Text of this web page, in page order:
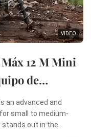
VIDEO
12 M Mini
de
Máquina de
an advanced and
small to medium-
stands out in the